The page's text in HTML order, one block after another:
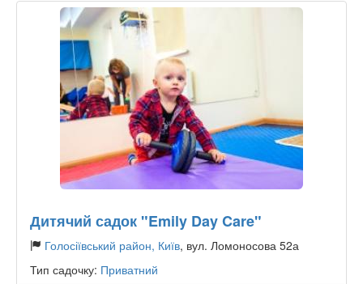
Дитячий садок "Emily Day Care"
Голосіївський район, Київ, вул. Ломоносова 52а
Тип садочку: Приватний